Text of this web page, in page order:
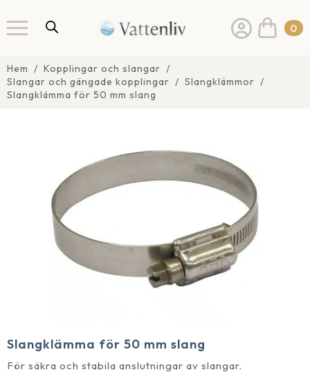
0
Hem
Kopplingar och slangar
Slangar och gängade kopplingar
Slangklämmor
Slangklämma för 50 mm slang
Slangklämma för 50 mm slang
För säkra och stabila anslutningar av slangar.